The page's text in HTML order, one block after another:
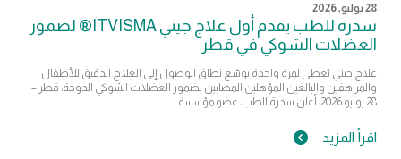
28 يوليو, 2026
سدرة للطب يقدم أول علاج جيني ITVISMA® لضمور
العضلات الشوكي في قطر
علاج جيني يُعطى لمرة واحدة يوسّع نطاق الوصول إلى العلاج الدقيق للأطفال
والمراهقين والبالغين المؤهلين المصابين بضمور العضلات الشوكي الدوحة، قطر –
28 يوليو 2026: أعلن سدرة للطب، عضو مؤسسة
اقرأ المزيد